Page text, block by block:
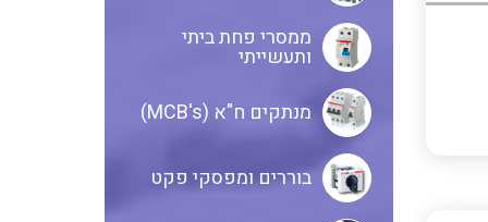
אביזרים לאינסטלציה חשמלית
ציוד בטיחות למתח גבוה
בקרי בטיחות
ממסרי בטיחות
ממסרי פחת ביתי
ותעשייתי
מנתקים ח"א (MCB's)
בוררים ומפסקי פקט